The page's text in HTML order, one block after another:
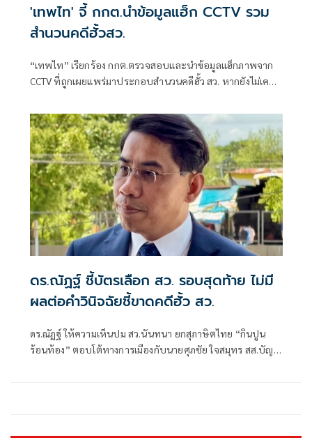
'เทพไท' จี้ กกต.นำข้อมูลแฮ็ก CCTV รวม
สำนวนคดีฮั้วสว.
“เทพไท” เรียกร้อง กกต.ตรวจสอบและนำข้อมูลแฮ็กภาพจาก
CCTV ที่ถูกเผยแพร่มาประกอบสำนวนคดีฮั้ว สว. หากยังไม่เคย
การลงคะแนนตามโพย และควรเร่งสรุปสำนวนส่งศาลฎีกาแผนก
คดีเลือกตั้งโดยเร็ว
ดร.ณัฏฐ์ ชี้บัตรเลือก สว. รอบสุดท้าย ไม่มี
ผลต่อคำวินิจฉัยชี้ขาดคดีฮั้ว สว.
ดร.ณัฏฐ์ ให้ความเห็นปม สว.นันทนา ยกสุภาษิตไทย “กินปูน
ร้อนท้อง” ตอบโต้ทางการเมืองกับนายศุภชัย ใจสมุทร สส.บัญชี